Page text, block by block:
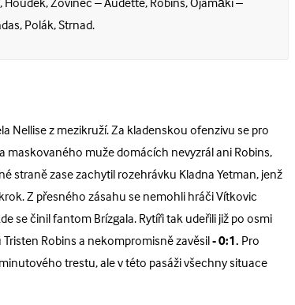
Polák, Strnad.
Nellise z mezikruží. Za kladenskou ofenzivu se pro
muže domácích nevyzrál ani Robins,
straně zase zachytil rozehrávku Kladna Yetman, jenž
Z přesného zásahu se nemohli hráči Vítkovic
se činil fantom Brízgala. Rytíři tak udeřili již po osmi
Robins a nekompromisně zavěsil- 0:1. Pro
trestu, ale v této pasáži všechny situace